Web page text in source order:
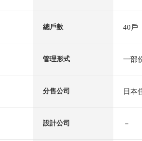
總戶數 40戶
管理形式 一部
分售公司 日本
設計公司 －